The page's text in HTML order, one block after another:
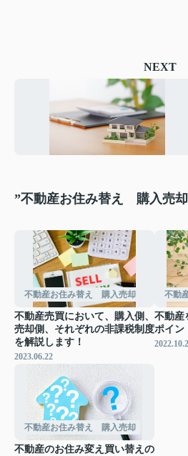
NEXT
”不動産お住み替え 購入売
不動産お住み替え 購入売却
不動産売買において、購入側、
売却側、それぞれの非課税制度
を解説します！
2023.06.22
不動
不動産
ポイン
不動産お住み替え 購入売却
不動産のお住み変え買い替えの